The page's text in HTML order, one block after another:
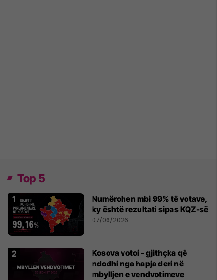
Top 5
Numërohen mbi 99% të votave,
ky është rezultati sipas KQZ-së
07/06/2026
Kosova votoi - gjithçka që
ndodhi nga hapja deri në
mbylljen e vendvotimeve